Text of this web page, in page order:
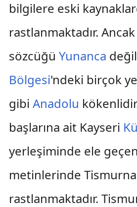
bilgilere eski
rastlanmaktadır.
sözcüğü Yunanca
Bölgesi'ndeki birçok
gibi Anadolu
başlarına ait Kayseri
yerleşiminde ele
metinlerinde Tismurna
rastlanmaktadır.